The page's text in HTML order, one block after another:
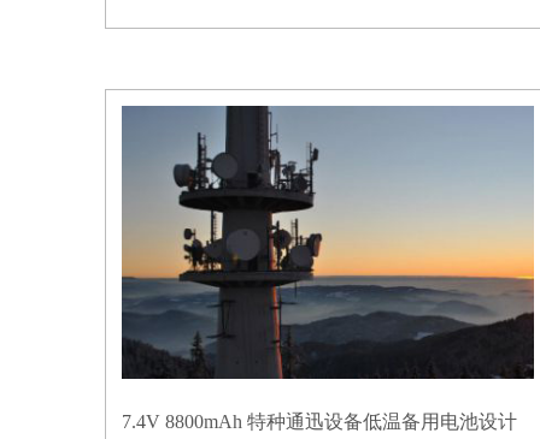
7.4V 8800mAh 特种通迅设备低温备用电池设计